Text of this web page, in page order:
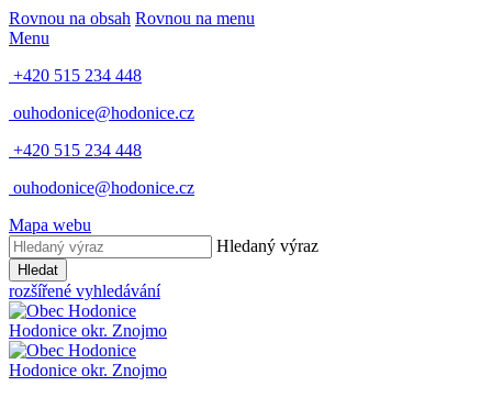
Rovnou na obsah Rovnou na menu
Menu
+420 515 234 448
ouhodonice@hodonice.cz
+420 515 234 448
ouhodonice@hodonice.cz
Mapa webu
Hledaný výraz
Hledat
rozšířené vyhledávání
Hodonice okr. Znojmo
Hodonice okr. Znojmo